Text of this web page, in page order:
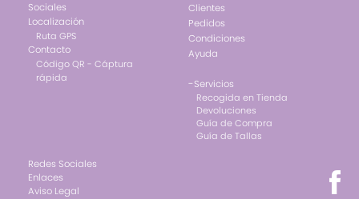
Sociales
Localización
Ruta GPS
Contacto
Código QR - Cáptura
rápida
Clientes
Pedidos
Condiciones
Ayuda
-Servicios
Recogida en Tienda
Devoluciones
Guía de Compra
Guía de Tallas
Redes Sociales
Enlaces
Aviso Legal